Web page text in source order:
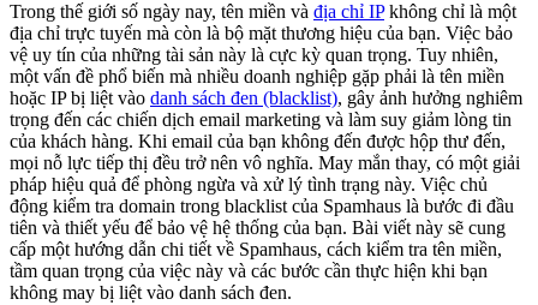
Trong thế giới số ngày nay, tên miền và địa chỉ IPkhông chỉ là một
địa chỉ trực tuyến mà còn là bộ mặt thương hiệu của bạn. Việc bảo
vệ uy tín của những tài sản này là cực kỳ quan trọng. Tuy nhiên,
một vấn đề phổ biến mà nhiều doanh nghiệp gặp phải là tên miền
hoặc IP bị liệt vào danh sách đen (blacklist), gây ảnh hưởng nghiêm
trọng đến các chiến dịch email marketing và làm suy giảm lòng tin
của khách hàng. Khi email của bạn không đến được hộp thư đến,
mọi nỗ lực tiếp thị đều trở nên vô nghĩa. May mắn thay, có một giải
pháp hiệu quả để phòng ngừa và xử lý tình trạng này. Việc chủ
động kiểm tra domain trong blacklist của Spamhaus là bước đi đầu
tiên và thiết yếu để bảo vệ hệ thống của bạn. Bài viết này sẽ cung
cấp một hướng dẫn chi tiết về Spamhaus, cách kiểm tra tên miền,
tầm quan trọng của việc này và các bước cần thực hiện khi bạn
không may bị liệt vào danh sách đen.